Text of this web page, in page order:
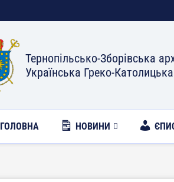
Тернопільсько-Зборівська
Українська Греко-
ГОЛОВНА НОВИНИ